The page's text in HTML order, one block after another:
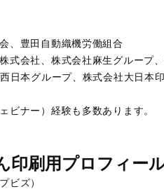
、豊田自動織機労働組合
式会社、株式会社麻生グルー
日本グループ、株式会社大日
ビナー）経験も多数あります。
印刷用プロフィー
プビズ）